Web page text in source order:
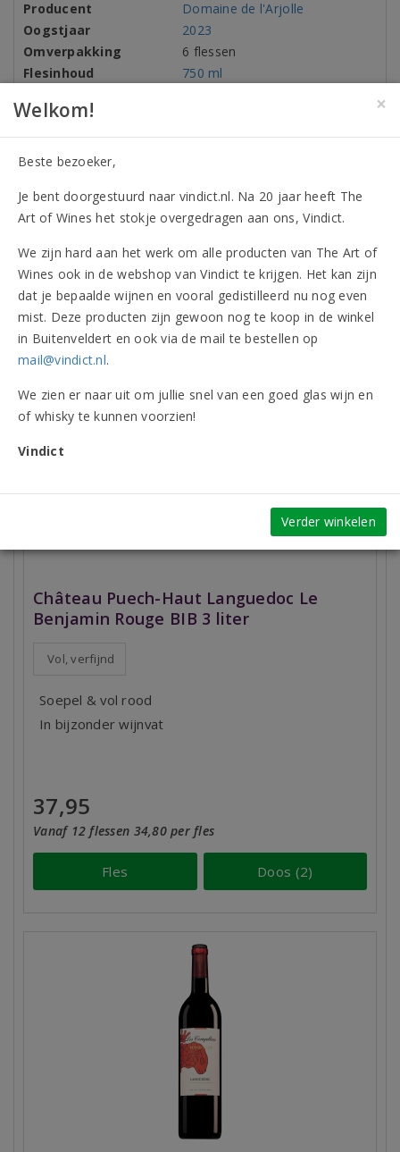
Producent
Domaine de l'Arjolle
Oogstjaar
2023
Omverpakking
6 flessen
Flesinhoud
750 ml
Allergenen
Bevat sulfieten
Beoordelingen
Vergelijkbare artikelen
Château Puech-Haut Languedoc Le
Benjamin Rouge BIB 3 liter
Vol, verfijnd
Soepel & vol rood
In bijzonder wijnvat
37,95
Vanaf 12 flessen 34,80 per fles
Fles Doos (2)
×
Welkom!
Beste bezoeker,
Je bent doorgestuurd naar vindict.nl. Na 20 jaar heeft The
Art of Wines het stokje overgedragen aan ons, Vindict.
We zijn hard aan het werk om alle producten van The Art of
Wines ook in de webshop van Vindict te krijgen. Het kan zijn
dat je bepaalde wijnen en vooral gedistilleerd nu nog even
mist. Deze producten zijn gewoon nog te koop in de winkel
in Buitenveldert en ook via de mail te bestellen op
mail@vindict.nl.
We zien er naar uit om jullie snel van een goed glas wijn en
of whisky te kunnen voorzien!
Vindict
Verder winkelen